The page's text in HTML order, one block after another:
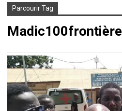
Parcourir Tag
Madic100frontière